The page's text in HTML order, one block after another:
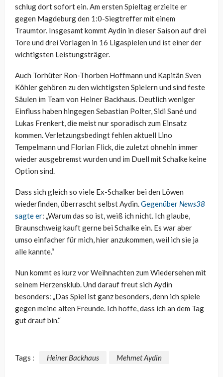
schlug dort sofort ein. Am ersten Spieltag erzielte er
gegen Magdeburg den 1:0-Siegtreffer mit einem
Traumtor. Insgesamt kommt Aydin in dieser Saison auf drei
Tore und drei Vorlagen in 16 Ligaspielen und ist einer der
wichtigsten Leistungsträger.
Auch Torhüter Ron-Thorben Hoffmann und Kapitän Sven
Köhler gehören zu den wichtigsten Spielern und sind feste
Säulen im Team von Heiner Backhaus. Deutlich weniger
Einfluss haben hingegen Sebastian Polter, Sidi Sané und
Lukas Frenkert, die meist nur sporadisch zum Einsatz
kommen. Verletzungsbedingt fehlen aktuell Lino
Tempelmann und Florian Flick, die zuletzt ohnehin immer
wieder ausgebremst wurden und im Duell mit Schalke keine
Option sind.
Dass sich gleich so viele Ex-Schalker bei den Löwen
wiederfinden, überrascht selbst Aydin.Gegenüber News38
sagte er: „Warum das so ist, weiß ich nicht. Ich glaube,
Braunschweig kauft gerne bei Schalke ein. Es war aber
umso einfacher für mich, hier anzukommen, weil ich sie ja
alle kannte.“
Nun kommt es kurz vor Weihnachten zum Wiedersehen mit
seinem Herzensklub. Und darauf freut sich Aydin
besonders: „Das Spiel ist ganz besonders, denn ich spiele
gegen meine alten Freunde. Ich hoffe, dass ich an dem Tag
gut drauf bin.“
Tags : Heiner Backhaus Mehmet Aydin